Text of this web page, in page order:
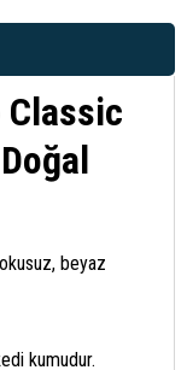
beyaz
kumudur.